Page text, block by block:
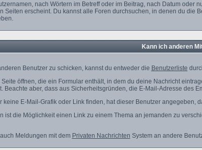
nach Wörtern im Betreff oder im Beitrag, nach Datum
Seiten erscheint. Du kannst alle Foren durchsuchen, in denen du
Kann ich anderen
Benutzer zu schicken, kannst du entweder die Benutzerliste
öffnen, die ein Formular enthält, in dem du deine Nachricht
Beachte aber, dass aus Sicherheitsgründen, die E-Mail-Adresse des
keine E-Mail-Grafik oder Link finden, hat dieser Benutzer angegeben,
ist die Möglichkeit einen Link zu einem Thema an jemanden zu
Meldungen mit dem Privaten Nachrichten System an andere